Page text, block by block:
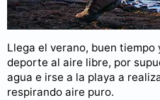
Llega el verano, buen tiempo
deporte al aire libre, por
agua e irse a la playa a
respirando aire puro.